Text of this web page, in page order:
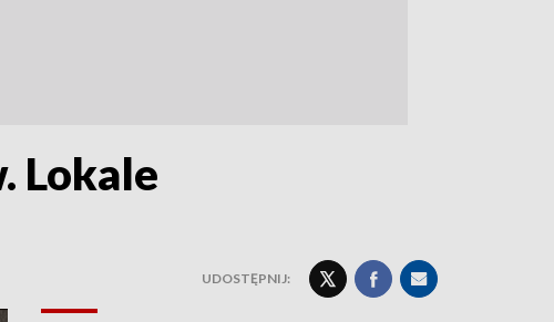
Lokale
UDOSTĘPNIJ: